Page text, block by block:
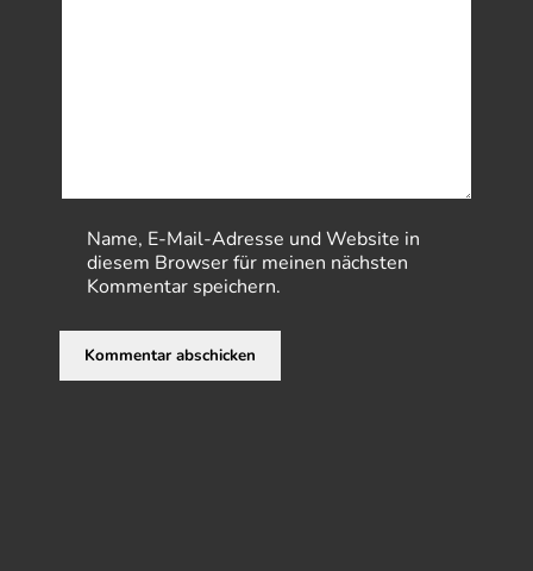
Name, E-Mail-Adresse und Website in
diesem Browser für meinen nächsten
Kommentar speichern.